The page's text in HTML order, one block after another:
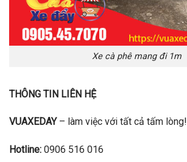
Xe cà phê mang đi 1m
THÔNG TIN LIÊN HỆ
VUAXEDAY– làm việc với tất cả tấm lòng!
Hotline: 0906 516 016